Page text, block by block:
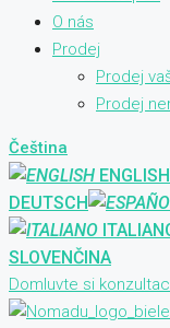
O nás
Prodej
Prodej
Prodej
Čeština
ENGLISH
DEUTSCH
SLOVENČINA
Domluvte si